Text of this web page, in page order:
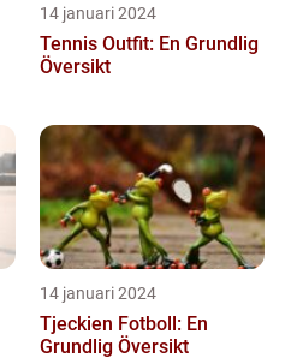
14 januari 2024
Tennis Outfit: En Grundlig
Översikt
14 januari 2024
Tjeckien Fotboll: En
Grundlig Översikt